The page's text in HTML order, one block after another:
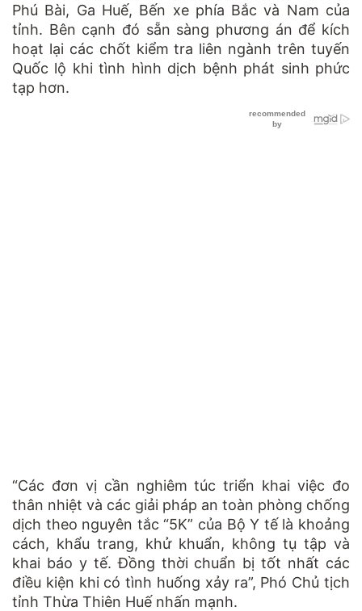
Phú Bài, Ga Huế, Bến xe phía Bắc và Nam của
tỉnh. Bên cạnh đó sẵn sàng phương án để kích
hoạt lại các chốt kiểm tra liên ngành trên tuyến
Quốc lộ khi tình hình dịch bệnh phát sinh phức
tạp hơn.
“Các đơn vị cần nghiêm túc triển khai việc đo
thân nhiệt và các giải pháp an toàn phòng chống
dịch theo nguyên tắc “5K” của Bộ Y tế là khoảng
cách, khẩu trang, khử khuẩn, không tụ tập và
khai báo y tế. Đồng thời chuẩn bị tốt nhất các
điều kiện khi có tình huống xảy ra”, Phó Chủ tịch
tỉnh Thừa Thiên Huế nhấn mạnh.